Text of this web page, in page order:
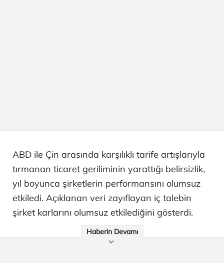
ABD ile Çin arasında karşılıklı tarife artışlarıyla
tırmanan ticaret geriliminin yarattığı belirsizlik,
yıl boyunca şirketlerin performansını olumsuz
etkiledi. Açıklanan veri zayıflayan iç talebin
şirket karlarını olumsuz etkilediğini gösterdi.
Haberin Devamı